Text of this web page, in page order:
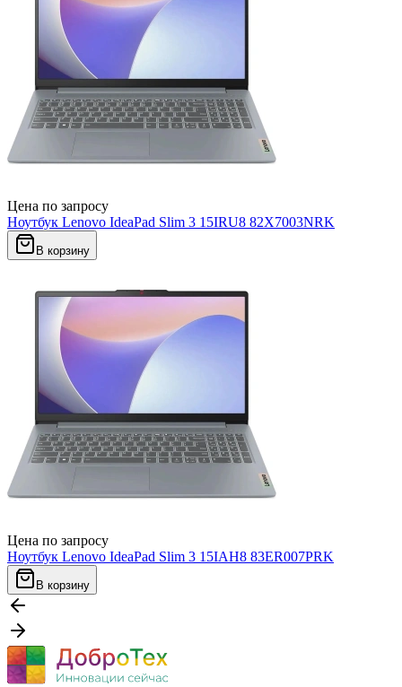
Цена по запросу
Ноутбук Lenovo IdeaPad Slim 3 15IRU8 82X7003NRK
В корзину
Цена по запросу
Ноутбук Lenovo IdeaPad Slim 3 15IAH8 83ER007PRK
В корзину